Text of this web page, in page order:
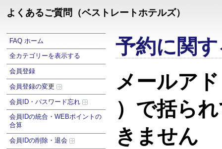
よくあるご質問（ベストレートホテルズ）
FAQ ホーム
全カテゴリーを表示する
会員登録
会員登録の変更
会員ID・パスワード忘れ
会員IDの統合・WEBポイントの
合算
会員IDの削除・退会
予約に関
メールア
）で括ら
きません